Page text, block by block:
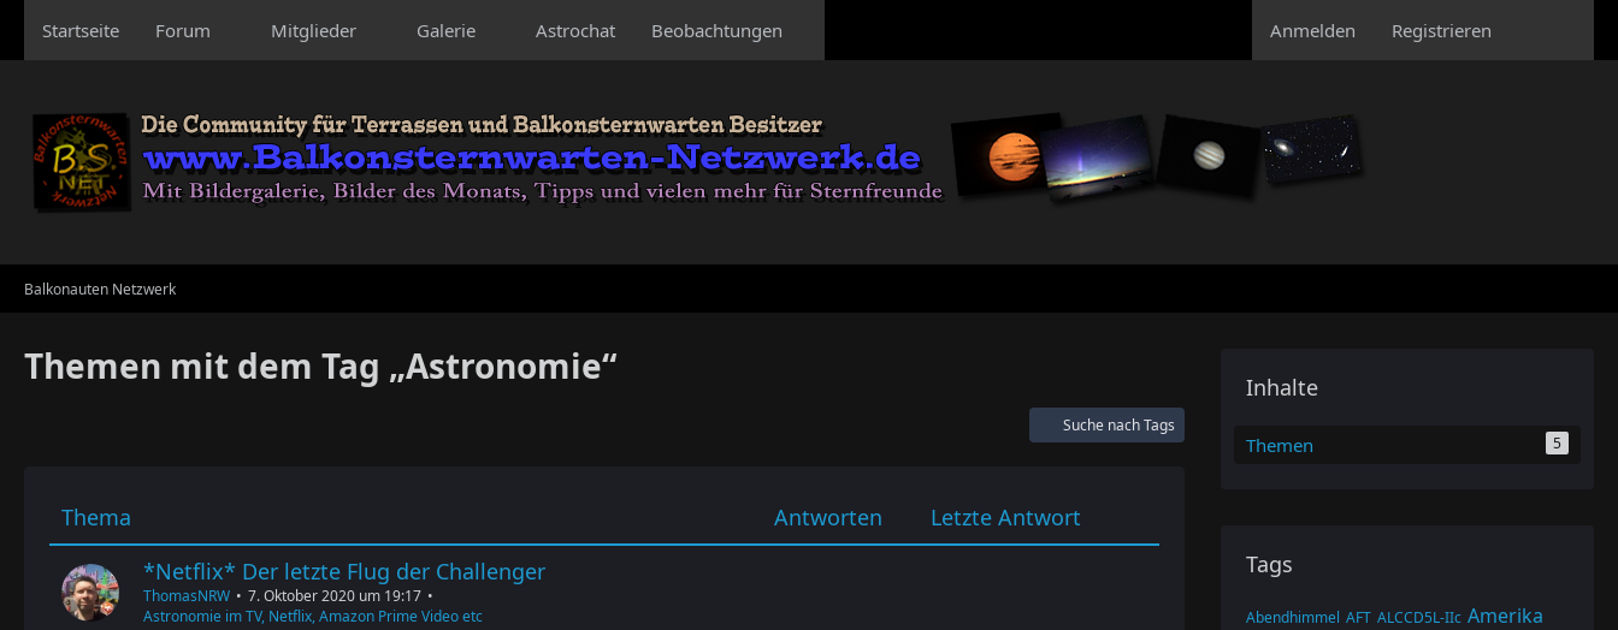
Startseite Forum Mitglieder Galerie Astrochat Beobachtungen Anmelden Registrieren
Balkonauten Netzwerk
Themen mit dem Tag „Astronomie“
Suche nach Tags
Thema Antworten
Letzte Antwort
*Netflix* Der letzte Flug der Challenger
ThomasNRW
7. Oktober 2020 um 19:17
Astronomie im TV, Netflix, Amazon Prime Video etc
Inhalte
Themen 5
Tags
Abendhimmel AFT ALCCD5L-IIc Amerika